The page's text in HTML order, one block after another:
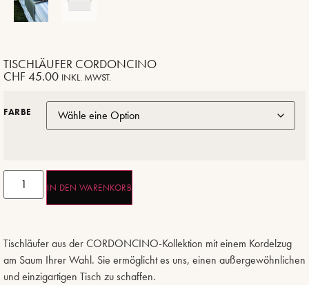
TISCHLÄUFER CORDONCINO
CHF 45.00 INKL. MWST.
FARBE
IN DEN WARENKORB
Tischläufer aus der CORDONCINO-Kollektion mit einem Kordelzug
am Saum Ihrer Wahl. Sie ermöglicht es uns, einen außergewöhnlichen
und einzigartigen Tisch zu schaffen.